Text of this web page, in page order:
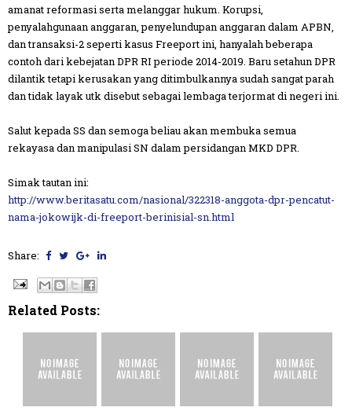
amanat reformasi serta melanggar hukum. Korupsi,
penyalahgunaan anggaran, penyelundupan anggaran dalam APBN,
dan transaksi-2 seperti kasus Freeport ini, hanyalah beberapa
contoh dari kebejatan DPR RI periode 2014-2019. Baru setahun DPR
dilantik tetapi kerusakan yang ditimbulkannya sudah sangat parah
dan tidak layak utk disebut sebagai lembaga terjormat di negeri ini.
Salut kepada SS dan semoga beliau akan membuka semua
rekayasa dan manipulasi SN dalam persidangan MKD DPR.
Simak tautan ini:
http://www.beritasatu.com/nasional/322318-anggota-dpr-pencatut-
nama-jokowijk-di-freeport-berinisial-sn.html
Share:
Related Posts: